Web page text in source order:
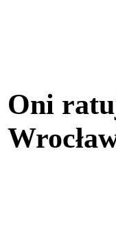
Oni